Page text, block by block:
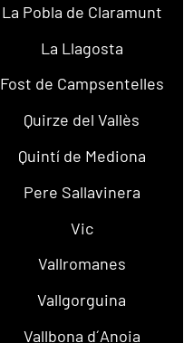
La Pobla de Claramunt
La Llagosta
Fost de Campsentelles
Quirze del Vallès
Quintí de Mediona
Pere Sallavinera
Vic
Vallromanes
Vallgorguina
Vallbona d´Anoia